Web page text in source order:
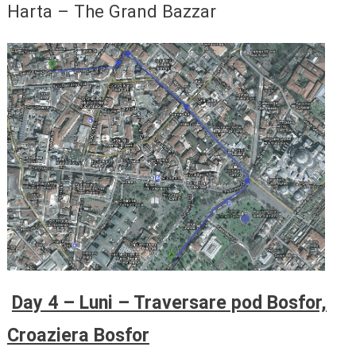
Harta – The Grand Bazzar
Day 4 – Luni – Traversare pod Bosfor,
Croaziera Bosfor